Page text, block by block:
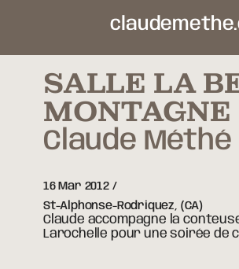
SALLE LA
MONTAGNE
Claude Méthé
16 Mar 2012
St-Alphonse-Rodriquez, (CA)
Claude accompagne la
Larochelle pour une soirée de